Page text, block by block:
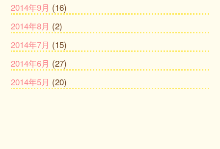
2014年9月 (16)
2014年8月 (2)
2014年7月 (15)
2014年6月 (27)
2014年5月 (20)